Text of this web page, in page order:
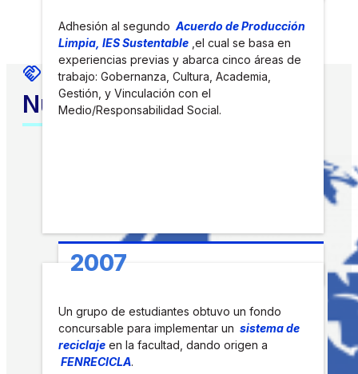
Adhesión al segundo Acuerdo de Producción
Limpia, IES Sustentable ,el cual se basa en
experiencias previas y abarca cinco áreas de
trabajo: Gobernanza, Cultura, Academia,
Gestión, y Vinculación con el
Medio/Responsabilidad Social.
2007
Un grupo de estudiantes obtuvo un fondo
concursable para implementar un sistema de
reciclaje en la facultad, dando origen a
FENRECICLA.
Nuestras alianzas